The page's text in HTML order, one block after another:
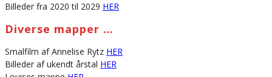
Billeder fra 2020 til 2029 HER
Diverse mapper …
Smalfilm af Annelise Rytz HER
Billeder af ukendt årstal HER